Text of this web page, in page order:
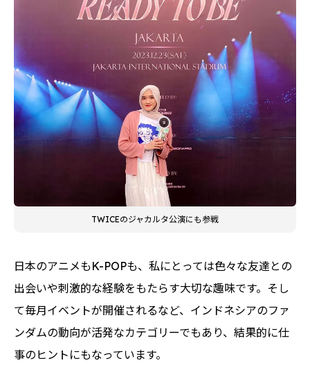
TWICEのジャカルタ公演にも参戦
日本のアニメもK-POPも、私にとっては色々な友達との
出会いや刺激的な経験をもたらす大切な趣味です。そし
て毎月イベントが開催されるなど、インドネシアのファ
ンダムの動向が活発なカテゴリーでもあり、結果的に仕
事のヒントにもなっています。